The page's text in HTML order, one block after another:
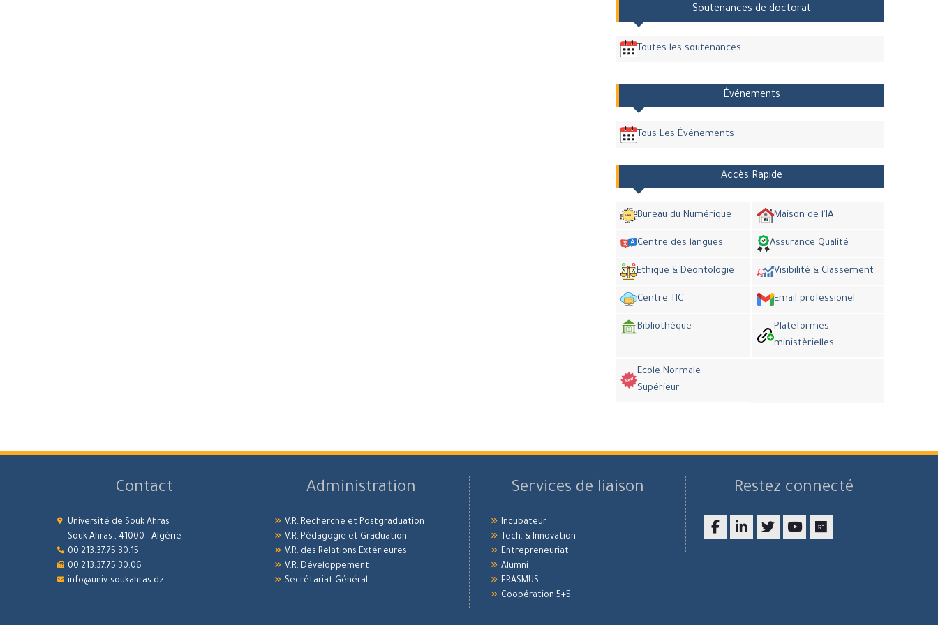
Soutenances de doctorat
Toutes les soutenances
Événements
Tous Les Événements
Accès Rapide
Bureau du Numérique Maison de l'IA
Centre des langues Assurance Qualité
Ethique & Déontologie Visibilité & Classement
Centre TIC Email professionel
Bibliothèque
Plateformes
ministèrielles
Ecole Normale
Supérieur
Contact
Université de Souk Ahras
Souk Ahras , 41000 - Algérie
00.213.37.75.30.15
00.213.37.75.30.06
info@univ-soukahras.dz
Administration
V.R. Recherche et Postgraduation
V.R. Pédagogie et Graduation
V.R. des Relations Extérieures
V.R. Développement
Secrétariat Général
Services de liaison
Incubateur
Tech. & Innovation
Entrepreneuriat
Alumni
ERASMUS
Coopération 5+5
Restez connecté